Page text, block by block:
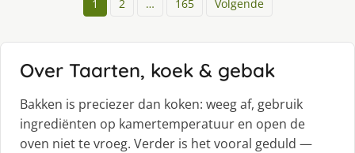
1 2 … 165 Volgende
Over Taarten, koek & gebak
Bakken is preciezer dan koken: weeg af, gebruik
ingrediënten op kamertemperatuur en open de
oven niet te vroeg. Verder is het vooral geduld —